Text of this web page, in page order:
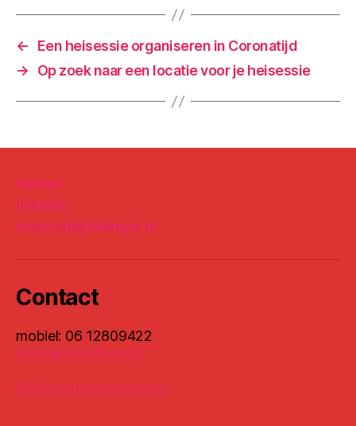
←
Een heisessie organiseren in Coronatijd
→
Op zoek naar een locatie voor je heisessie
twitter
linkedin
stephan@fellinger.nl
Contact
mobiel: 06 12809422
stephan@fellinger.nl
Meer contactgegevens